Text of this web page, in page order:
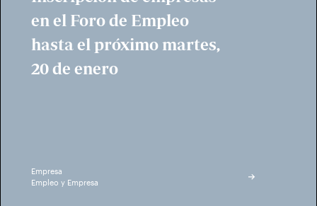
en el Foro de Empleo
hasta el próximo martes,
20 de enero
Empresa
Empleo y Empresa